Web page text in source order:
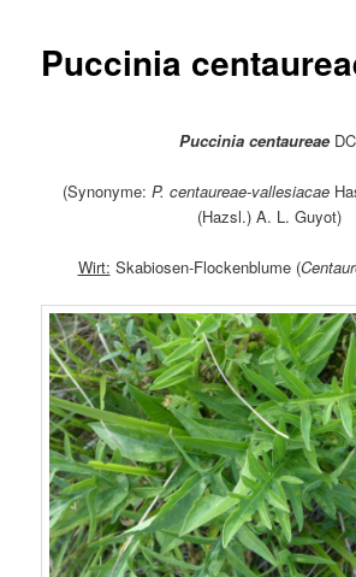
Puccinia
Puccinia centaureae
(Synonyme: P. centaureae-vallesiacae
(Hazsl.) A. L. Guyot)
Wirt: Skabiosen-Flockenblume (